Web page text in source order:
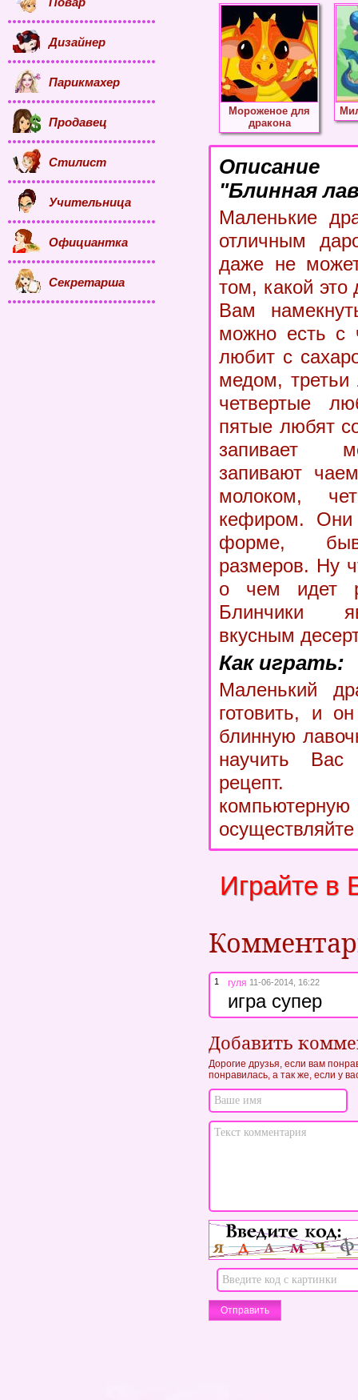
Мороженое для
дракона
"Блинная
Маленькие
отличным
даже не
том, какой
Вам
можно есть с
любит с
медом,
четвертые
пятые любят
запивает
запивают
молоком,
кефиром. Они
форме,
размеров. Ну
о чем идет
Блинчики
вкусным
Как играть:
Маленький
готовить, и
блинную
научить Вас
рецепт.
Играйте в
1 гуля 11-06-2014, 16:22
игра супер
Добавить
Дорогие друзья, если вам
понравилась, а так же, если у
Дизайнер
Парикмахер
Продавец
Стилист
Учительница
Официантка
Секретарша